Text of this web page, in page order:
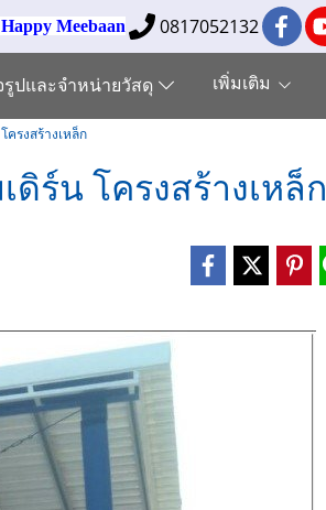
Meebaan 0817052132
รูปและจำหน่ายวัสดุ เพิ่มเติม
รงสร้างเหล็ก
ร์น โครงสร้างเหล็ก